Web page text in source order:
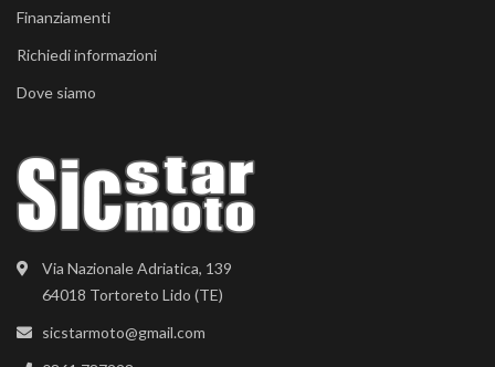
Via Nazionale Adriatica, 139
64018 Tortoreto Lido (TE)
sicstarmoto@gmail.com
Finanziamenti
Richiedi informazioni
Dove siamo